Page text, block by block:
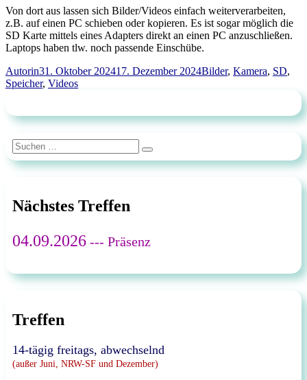
Von dort aus lassen sich Bilder/Videos einfach weiterverarbeiten,
z.B. auf einen PC schieben oder kopieren. Es ist sogar möglich die
SD Karte mittels eines Adapters direkt an einen PC anzuschließen.
Laptops haben tlw. noch passende Einschübe.
Autor
AutorinVeröffentlicht
am
31. Oktober 202417. Dezember 2024Schlagwörter
Bilder, Kamera, SD,
Speicher, Videos
Suchen
nach:
Suchen
Nächstes Treffen
04.09.2026 --- Präsenz
Treffen
14-tägig freitags, abwechselnd
(außer Juni, NRW-SF und Dezember)